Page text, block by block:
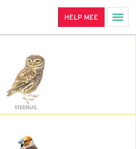
HELP MEE
STEENUIL